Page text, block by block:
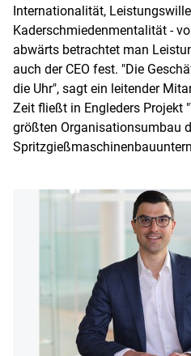
Internationalität,
Kaderschmiedenmentalität -
abwärts betrachtet man
auch der CEO fest. "Die
die Uhr", sagt ein leitender
Zeit fließt in Engleders Projekt
größten Organisationsumbau